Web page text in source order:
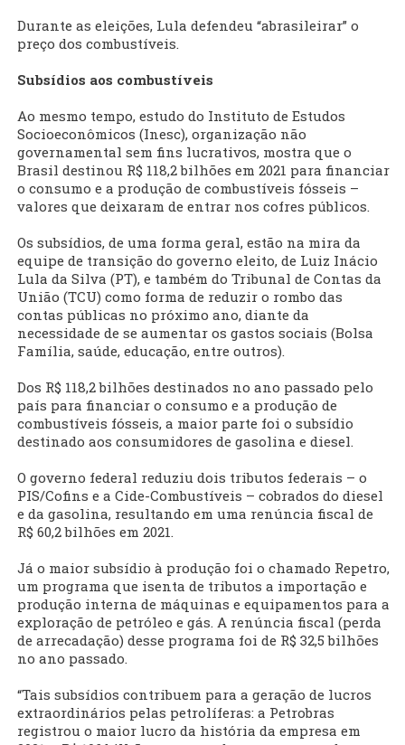
Durante as eleições, Lula defendeu “abrasileirar” o
preço dos combustíveis.
Subsídios aos combustíveis
Ao mesmo tempo, estudo do Instituto de Estudos
Socioeconômicos (Inesc), organização não
governamental sem fins lucrativos, mostra que o
Brasil destinou R$ 118,2 bilhões em 2021 para financiar
o consumo e a produção de combustíveis fósseis –
valores que deixaram de entrar nos cofres públicos.
Os subsídios, de uma forma geral, estão na mira da
equipe de transição do governo eleito, de Luiz Inácio
Lula da Silva (PT), e também do Tribunal de Contas da
União (TCU) como forma de reduzir o rombo das
contas públicas no próximo ano, diante da
necessidade de se aumentar os gastos sociais (Bolsa
Família, saúde, educação, entre outros).
Dos R$ 118,2 bilhões destinados no ano passado pelo
país para financiar o consumo e a produção de
combustíveis fósseis, a maior parte foi o subsídio
destinado aos consumidores de gasolina e diesel.
O governo federal reduziu dois tributos federais – o
PIS/Cofins e a Cide-Combustíveis – cobrados do diesel
e da gasolina, resultando em uma renúncia fiscal de
R$ 60,2 bilhões em 2021.
Já o maior subsídio à produção foi o chamado Repetro,
um programa que isenta de tributos a importação e
produção interna de máquinas e equipamentos para a
exploração de petróleo e gás. A renúncia fiscal (perda
de arrecadação) desse programa foi de R$ 32,5 bilhões
no ano passado.
“Tais subsídios contribuem para a geração de lucros
extraordinários pelas petrolíferas: a Petrobras
registrou o maior lucro da história da empresa em